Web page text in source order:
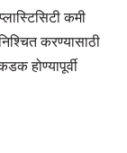
कमी
करण्यासाठी
होण्यापूर्वी